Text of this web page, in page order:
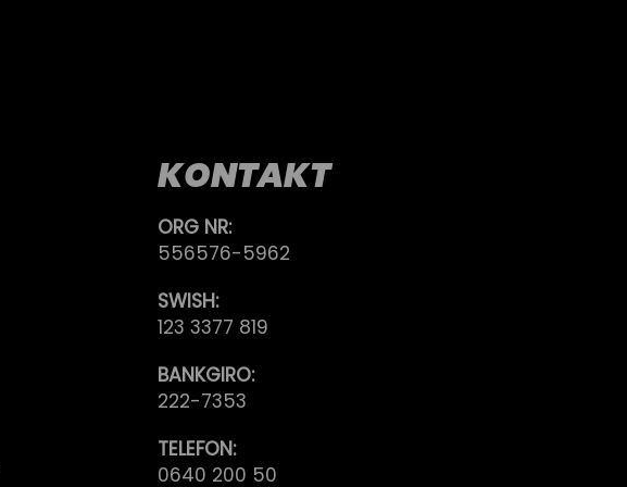
KONTAKT
ORG NR:
556576-5962
SWISH:
123 3377 819
BANKGIRO:
222-7353
TELEFON:
0640 200 50